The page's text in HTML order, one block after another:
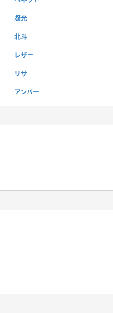
凝光
北斗
レザー
リサ
アンバー